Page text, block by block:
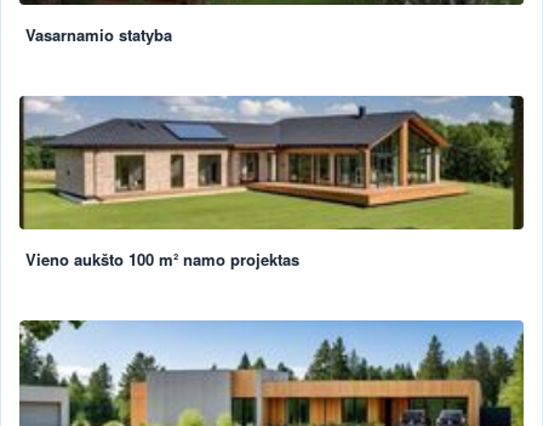
Vasarnamio statyba
Vieno aukšto 100 m² namo projektas